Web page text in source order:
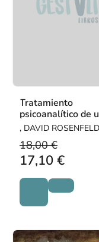
Tratamiento
psicoanalítico de
niño autista
, DAVID ROSENFELD
18,00 €
17,10 €